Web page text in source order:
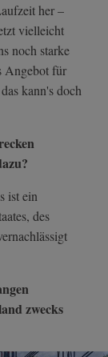
her –
vielleicht
noch starke
Angebot für
kann's doch
ist ein
des
zwecks